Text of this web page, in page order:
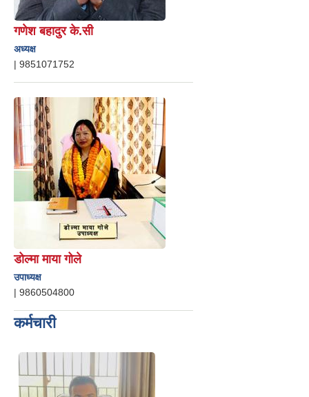
गणेश बहादुर के.सी
अध्यक्ष
| 9851071752
डोल्मा माया गोले
उपाध्यक्ष
| 9860504800
कर्मचारी